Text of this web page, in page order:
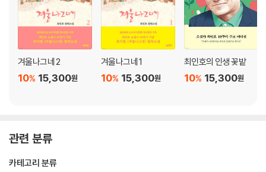
겨울나그네 2
15,300원
10%
겨울나그네 1
15,300원
10%
최인호의 인생 꽃밭
15,300원
10%
관련 분류
카테고리 분류